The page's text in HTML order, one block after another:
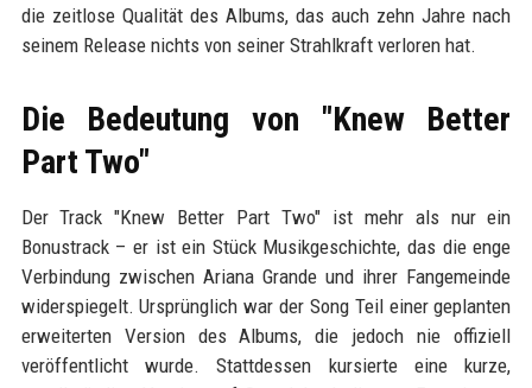
die zeitlose Qualität des Albums, das auch zehn Jahre nach
seinem Release nichts von seiner Strahlkraft verloren hat.
Die Bedeutung von "Knew Better
Part Two"
Der Track "Knew Better Part Two" ist mehr als nur ein
Bonustrack – er ist ein Stück Musikgeschichte, das die enge
Verbindung zwischen Ariana Grande und ihrer Fangemeinde
widerspiegelt. Ursprünglich war der Song Teil einer geplanten
erweiterten Version des Albums, die jedoch nie offiziell
veröffentlicht wurde. Stattdessen kursierte eine kurze,